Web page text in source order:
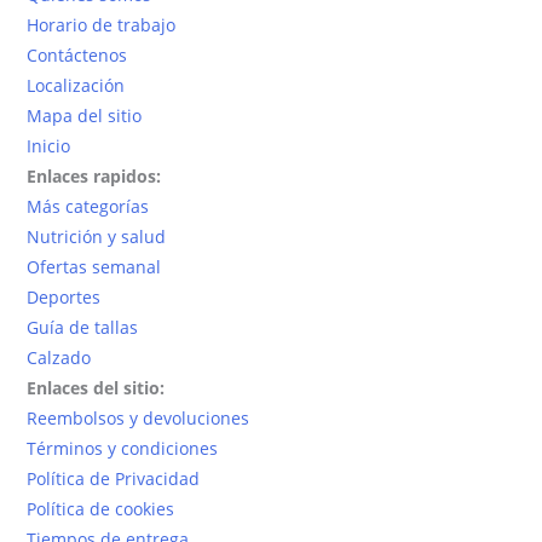
Horario de trabajo
Contáctenos
Localización
Mapa del sitio
Inicio
Enlaces rapidos:
Más categorías
Nutrición y salud
Ofertas semanal
Deportes
Guía de tallas
Calzado
Enlaces del sitio:
Reembolsos y devoluciones
Términos y condiciones
Política de Privacidad
Política de cookies